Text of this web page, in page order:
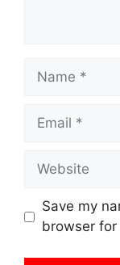
Name
Email
Website
Save my
browser